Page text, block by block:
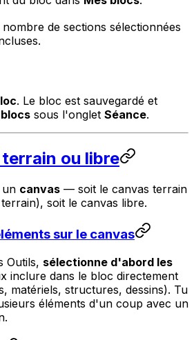
de sections sélectionnées
. Le bloc est sauvegardé et
sous l'onglet Séance.
ou libre
un canvas — soit le canvas terrain
soit le canvas libre.
sur le canvas
Outils, sélectionne d'abord les
inclure dans le bloc directement
matériels, structures, dessins). Tu
éléments d'un coup avec un